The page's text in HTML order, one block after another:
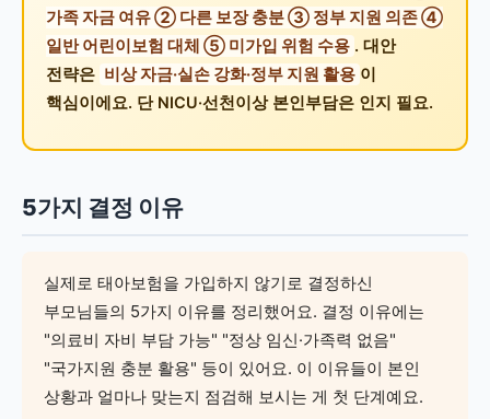
가족 자금 여유 ② 다른 보장 충분 ③ 정부 지원 의존 ④
일반 어린이보험 대체 ⑤ 미가입 위험 수용 . 대안
전략은 비상 자금·실손 강화·정부 지원 활용 이
핵심이에요. 단 NICU·선천이상 본인부담은 인지 필요.
5가지 결정 이유
실제로 태아보험을 가입하지 않기로 결정하신
부모님들의 5가지 이유를 정리했어요. 결정 이유에는
"의료비 자비 부담 가능" "정상 임신·가족력 없음"
"국가지원 충분 활용" 등이 있어요. 이 이유들이 본인
상황과 얼마나 맞는지 점검해 보시는 게 첫 단계예요.